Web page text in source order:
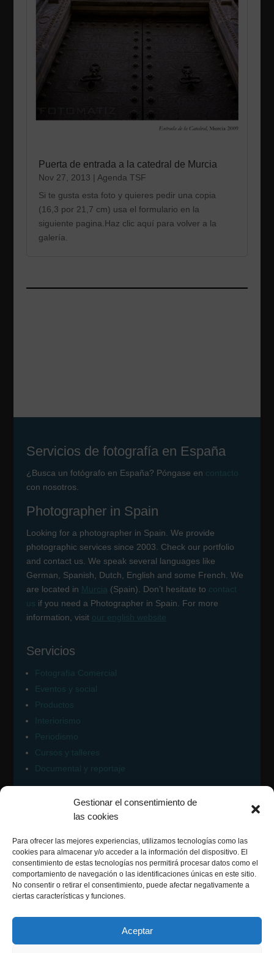
Gestionar el consentimiento de
las cookies
Para ofrecer las mejores experiencias, utilizamos tecnologías como las
cookies para almacenar y/o acceder a la información del dispositivo. El
consentimiento de estas tecnologías nos permitirá procesar datos como el
comportamiento de navegación o las identificaciones únicas en este sitio.
No consentir o retirar el consentimiento, puede afectar negativamente a
ciertas características y funciones.
Aceptar
Puerta de entrada a la catedral de Murcia
Nov 27, 2013 | Agenda TSF
Si te gusta esta foto y quieres pedir una copia
(16,3 por 21,7 cm) usa el formulario en la
siguiente pagina.Haz clic aquí para volver a la
galería.
Servicios de fotografía en España
¿Busca un fotógrafo en España? Póngase en contacto
con nosotros.
Photographer in Spain
Looking for a photographer in Spain. We provide
photographic services since 2003. Check our portfolio
and contact us. We speak several languages like
German, Spanish, Dutch, English and some French. We
are located in Murcia (Spain). Don’t hesitate to contact
us if you need a Photographer in Spain. For more
information, visit our english website
Servicios
Fotografía Comercial
Eventos y social
Productos
Interiorismo
Periodismo
Cursos y talleres
Documental y reportaje
Contacto Fotomatiz
Síguenos en: